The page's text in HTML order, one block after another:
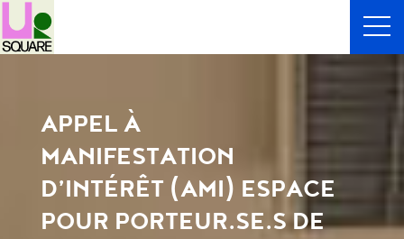
APPEL À
MANIFESTATION
D’INTÉRÊT (AMI) ESPACE
POUR PORTEUR.SE.S DE